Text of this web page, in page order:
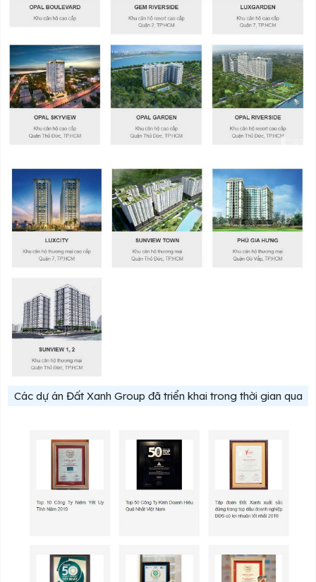
Các dự án Đất Xanh Group đã triển khai trong thời gian qua